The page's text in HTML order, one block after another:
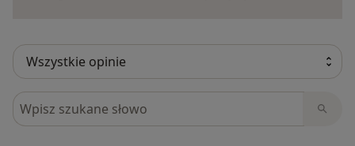
Szukaj w opiniach